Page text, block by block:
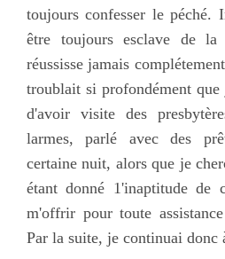
toujours confesser le péché.
être toujours esclave de
réussisse jamais
troublait si profondément que
d'avoir visite des
larmes, parlé avec des
certaine nuit, alors que je
étant donné 1'inaptitude de
m'offrir pour toute
Par la suite, je continuai donc